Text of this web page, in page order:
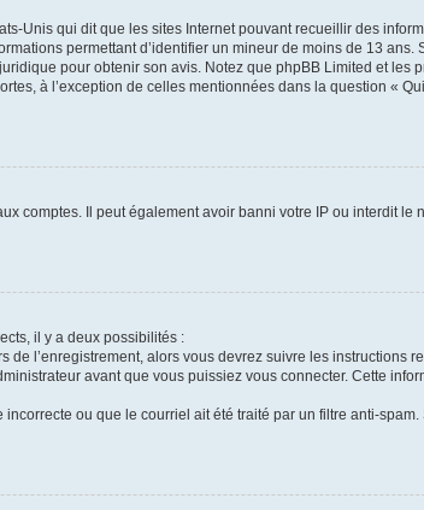
Unis qui dit que les sites Internet pouvant recueillir des
permettant d’identifier un mineur de moins de 13 ans.
pour obtenir son avis. Notez que phpBB Limited et les
à l’exception de celles mentionnées dans la question «
comptes. Il peut également avoir banni votre IP ou interdit le
il y a deux possibilités :
l’enregistrement, alors vous devrez suivre les instructions
avant que vous puissiez vous connecter. Cette
ou que le courriel ait été traité par un filtre anti-